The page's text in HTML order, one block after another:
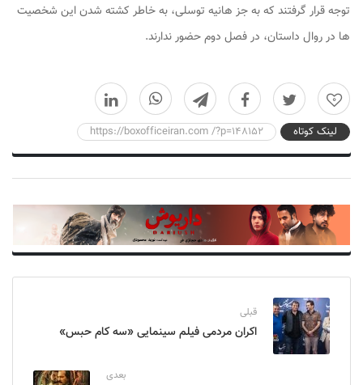
توجه قرار گرفتند که به جز هانیه توسلی، به خاطر کشته شدن این شخصیت
ها در روال داستان، در فصل دوم حضور ندارند.
0
لینک کوتاه https://boxofficeiran.com /?p=148152
قبلی
اکران مردمی فیلم سینمایی «سه کام حبس»
بعدی